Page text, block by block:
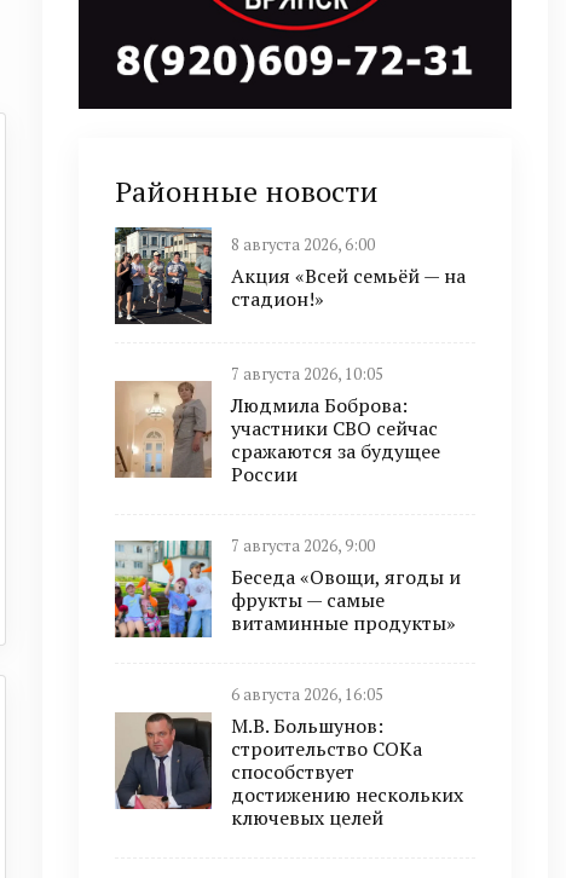
Районные новости
8 августа 2026, 6:00
Акция «Всей семьёй — на
стадион!»
7 августа 2026, 10:05
Людмила Боброва:
участники СВО сейчас
сражаются за будущее
России
7 августа 2026, 9:00
Беседа «Овощи, ягоды и
фрукты — самые
витаминные продукты»
6 августа 2026, 16:05
М.В. Большунов:
строительство СОКа
способствует
достижению нескольких
ключевых целей